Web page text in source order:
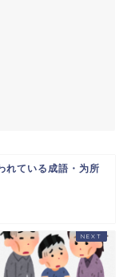
ている成語・为所